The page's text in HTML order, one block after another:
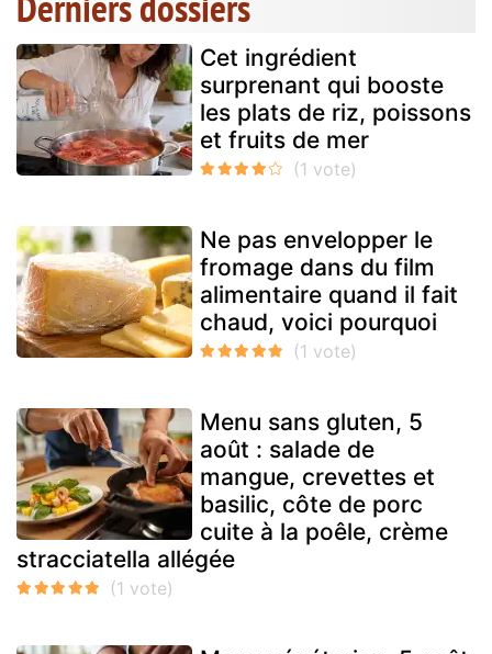
Cet ingrédient
surprenant qui booste
les plats de riz, poissons
et fruits de mer
Ne pas envelopper le
fromage dans du film
alimentaire quand il fait
chaud, voici pourquoi
Menu sans gluten, 5
août : salade de
mangue, crevettes et
basilic, côte de porc
cuite à la poêle, crème
stracciatella allégée